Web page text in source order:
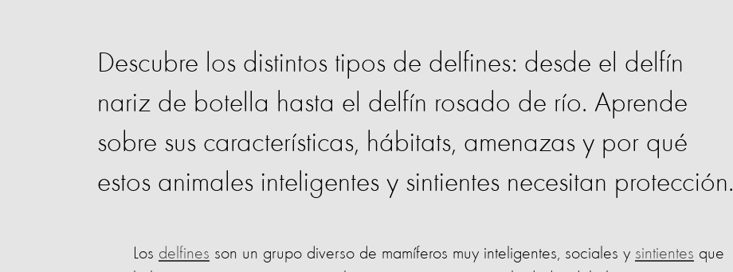
Descubre los distintos tipos de delfines: desde el delfín
nariz de botella hasta el delfín rosado de río. Aprende
sobre sus características, hábitats, amenazas y por qué
estos animales inteligentes y sintientes necesitan protección.
Los delfines son un grupo diverso de mamíferos muy inteligentes, sociales y sintientes que